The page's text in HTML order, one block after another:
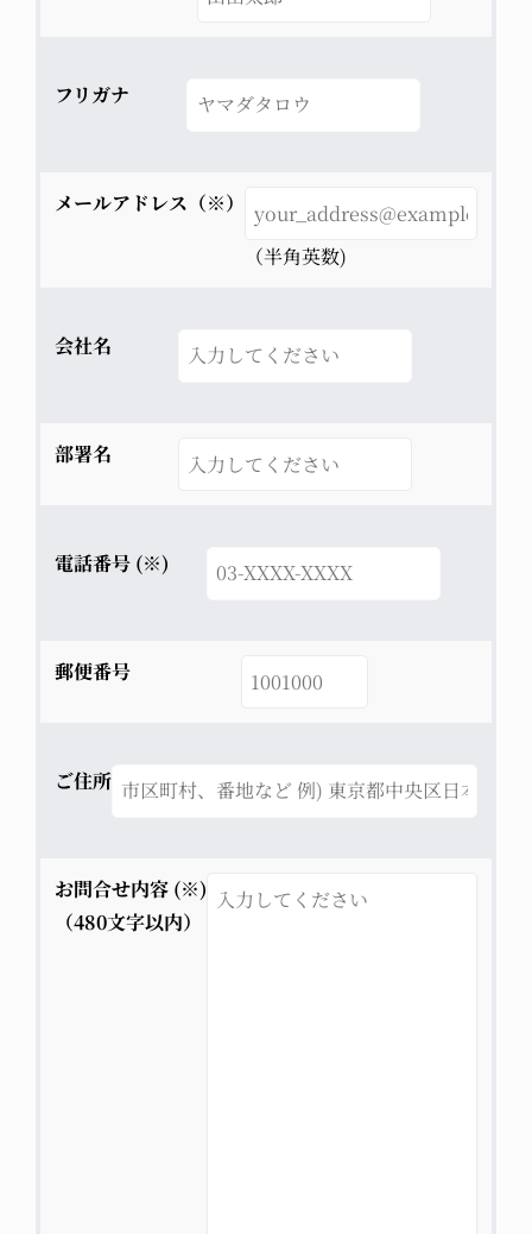
フリガナ
メールアドレス（※）
（半角英数)
会社名
部署名
電話番号 (※)
郵便番号
ご住所
お問合せ内容 (※)
（480文字以内）